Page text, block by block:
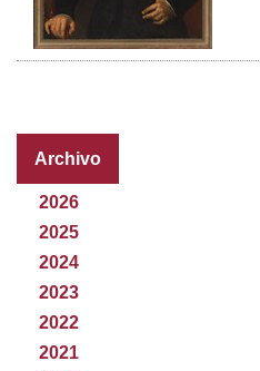
Archivo
2026
2025
2024
2023
2022
2021